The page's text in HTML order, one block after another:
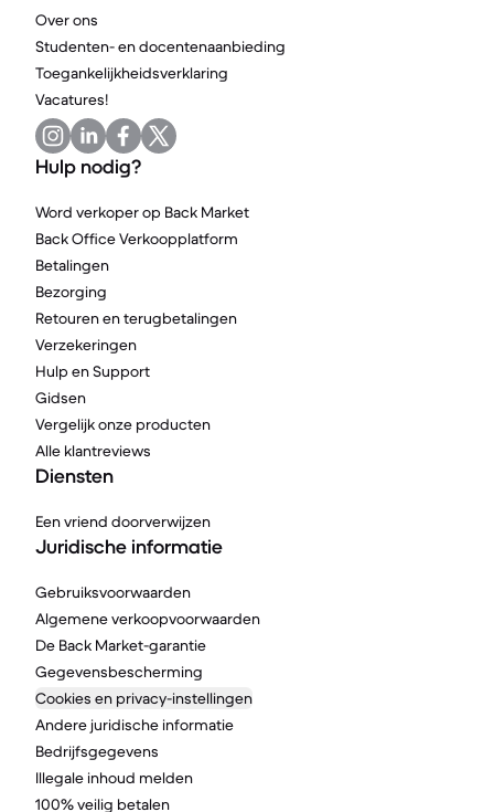
Over ons
Studenten- en docentenaanbieding
Toegankelijkheidsverklaring
Vacatures!
Hulp nodig?
Word verkoper op Back Market
Back Office Verkoopplatform
Betalingen
Bezorging
Retouren en terugbetalingen
Verzekeringen
Hulp en Support
Gidsen
Vergelijk onze producten
Alle klantreviews
Diensten
Een vriend doorverwijzen
Juridische informatie
Gebruiksvoorwaarden
Algemene verkoopvoorwaarden
De Back Market-garantie
Gegevensbescherming
Cookies en privacy-instellingen
Andere juridische informatie
Bedrijfsgegevens
Illegale inhoud melden
100% veilig betalen